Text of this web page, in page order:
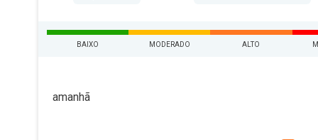
BAIXO MODERADO ALTO
amanhã